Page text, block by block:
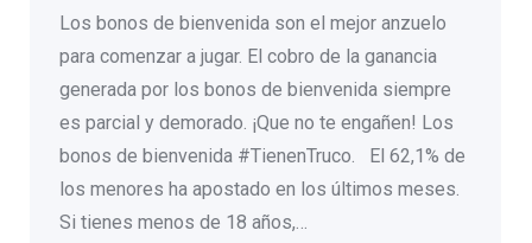
Los bonos de bienvenida son el mejor anzuelo
para comenzar a jugar. El cobro de la ganancia
generada por los bonos de bienvenida siempre
es parcial y demorado. ¡Que no te engañen! Los
bonos de bienvenida #TienenTruco. El 62,1% de
los menores ha apostado en los últimos meses.
Si tienes menos de 18 años,…